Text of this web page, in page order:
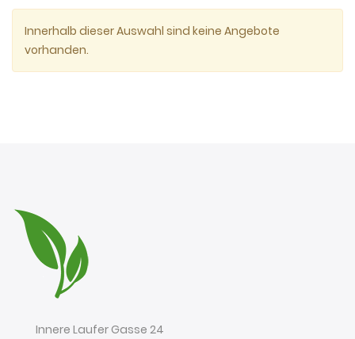
Innerhalb dieser Auswahl sind keine Angebote
vorhanden.
Innere Laufer Gasse 24